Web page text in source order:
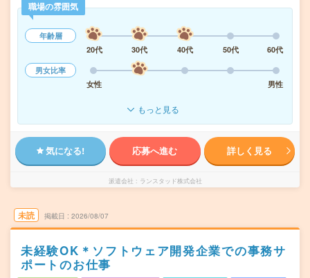
職場の雰囲気
年齢層
20代
30代 40代 50代
60代
男女比率
女性
男性
もっと見る
気になる! 応募へ進む 詳しく見る
派遣会社 ランスタッド株式会社
未読 掲載日 2026/08/07
未経験OK＊ソフトウェア開発企業での事務サ
ポートのお仕事